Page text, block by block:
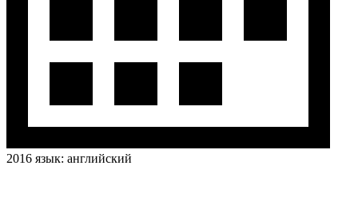
2016 язык: английский